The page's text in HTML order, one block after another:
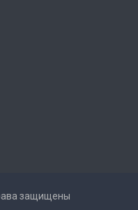
защищены